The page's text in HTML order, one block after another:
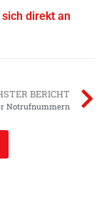
direkt an
BERICHT
Notrufnummern